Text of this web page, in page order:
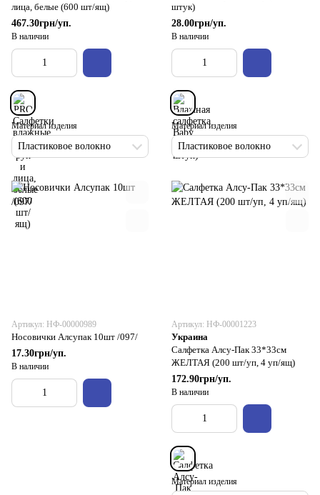
лица, белые (600 шт/ящ)
467.30грн/уп.
В наличии
Материал изделия
Пластиковое волокно
штук)
28.00грн/уп.
В наличии
Материал изделия
Пластиковое волокно
Артикул: НФ-00000989
Носовички Алсупак 10шт /097/
17.30грн/уп.
В наличии
Артикул: НФ-00001223
Украина
Салфетка Алсу-Пак 33*33см
ЖЕЛТАЯ (200 шт/уп, 4 уп/ящ)
172.90грн/уп.
В наличии
Материал изделия